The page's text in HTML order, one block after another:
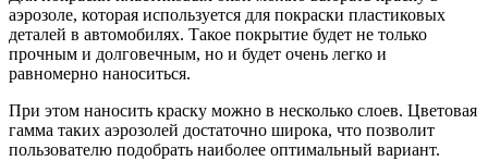
аэрозоле, которая используется для покраски пластиковых
деталей в автомобилях. Такое покрытие будет не только
прочным и долговечным, но и будет очень легко и
равномерно наноситься.
При этом наносить краску можно в несколько слоев. Цветовая
гамма таких аэрозолей достаточно широка, что позволит
пользователю подобрать наиболее оптимальный вариант.